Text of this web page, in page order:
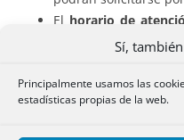
Sí,
Principalmente usamos las
estadísticas propias de la web.
El horario de
es decir, de lunes a
,
(como petición de
pueden hacerse